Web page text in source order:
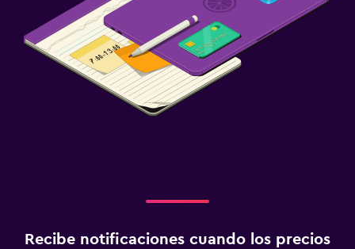
Recibe notificaciones cuando los precios